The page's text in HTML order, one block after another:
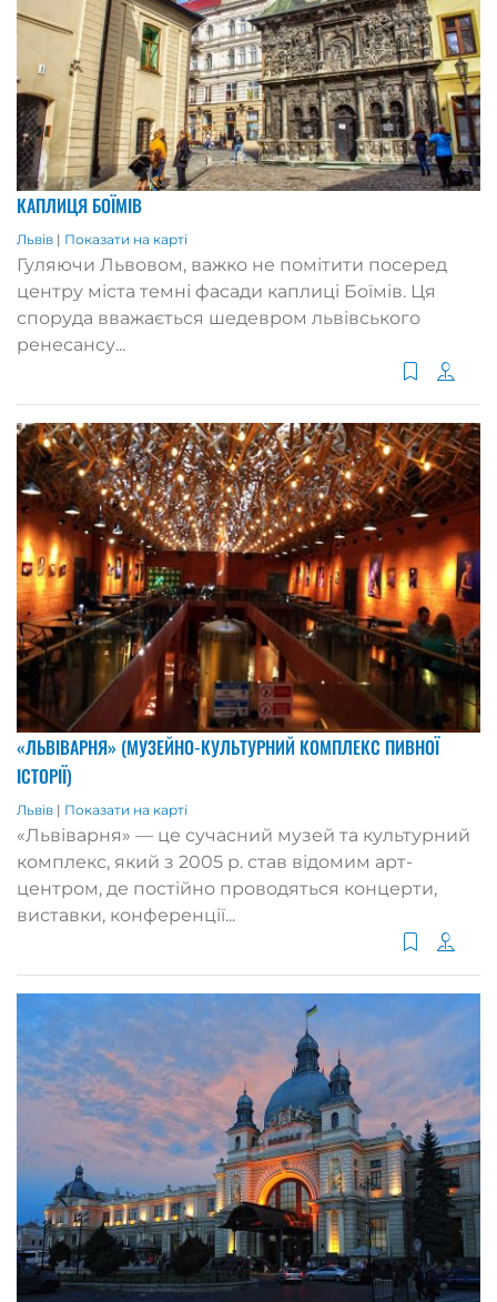
КАПЛИЦЯ БОЇМІВ
Львів | Показати на карті
Гуляючи Львовом, важко не помітити посеред
центру міста темні фасади каплиці Боїмів. Ця
споруда вважається шедевром львівського
ренесансу...
«ЛЬВІВАРНЯ» (МУЗЕЙНО-КУЛЬТУРНИЙ КОМПЛЕКС ПИВНОЇ
ІСТОРІЇ)
Львів | Показати на карті
«Львіварня» — це сучасний музей та культурний
комплекс, який з 2005 р. став відомим арт-
центром, де постійно проводяться концерти,
виставки, конференції...